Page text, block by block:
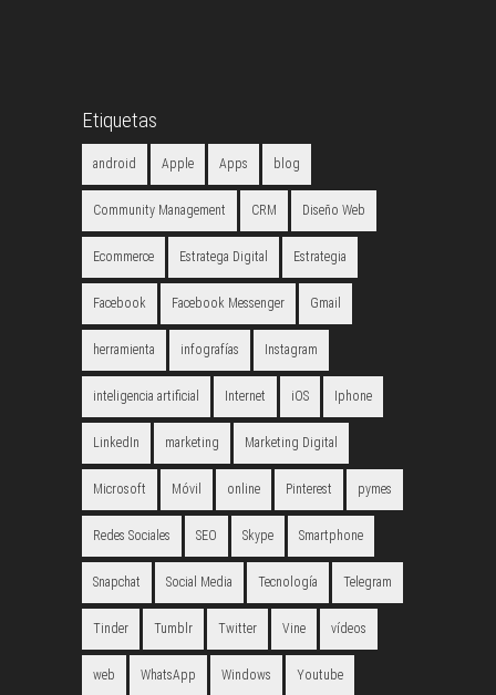
Etiquetas
android Apple Apps blog
Community Management CRM Diseño Web
Ecommerce Estratega Digital Estrategia
Facebook Facebook Messenger Gmail
herramienta infografías Instagram
inteligencia artificial Internet iOS Iphone
LinkedIn marketing Marketing Digital
Microsoft Móvil online Pinterest pymes
Redes Sociales SEO Skype Smartphone
Snapchat Social Media Tecnología Telegram
Tinder Tumblr Twitter Vine vídeos
web WhatsApp Windows Youtube